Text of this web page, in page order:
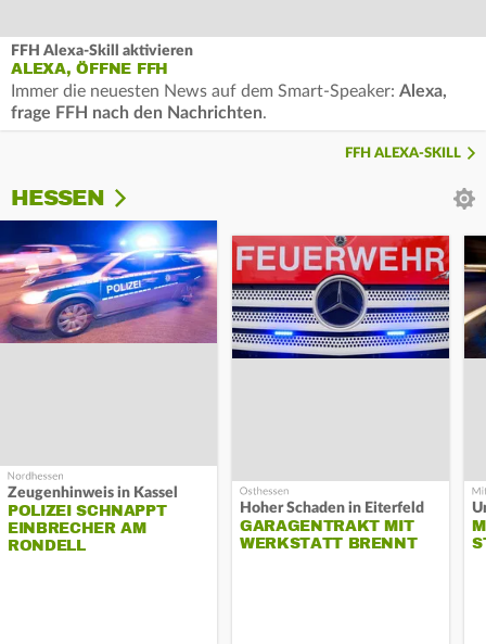
FFH Alexa-Skill aktivieren
ALEXA, ÖFFNE FFH
Immer die neuesten News auf dem Smart-Speaker: Alexa,
frage FFH nach den Nachrichten.
FFH ALEXA-SKILL
HESSEN
Zeugenhinweis in Kassel
POLIZEI SCHNAPPT
EINBRECHER AM
RONDELL
Hoher Schaden in Eiterfeld
GARAGENTRAKT MIT
WERKSTATT BRENNT